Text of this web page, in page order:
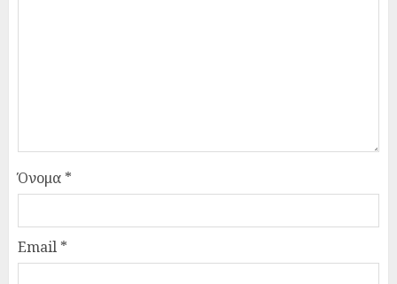
Όνομα *
Email *